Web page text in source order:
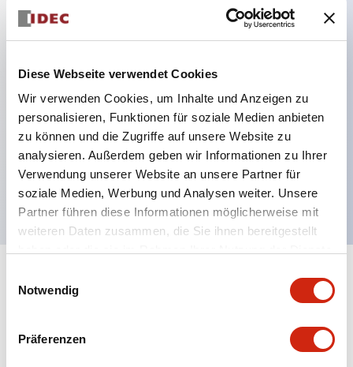
Diese Webseite verwendet Cookies
Wir verwenden Cookies, um Inhalte und Anzeigen zu
personalisieren, Funktionen für soziale Medien anbieten
zu können und die Zugriffe auf unsere Website zu
analysieren. Außerdem geben wir Informationen zu Ihrer
Verwendung unserer Website an unsere Partner für
soziale Medien, Werbung und Analysen weiter. Unsere
Partner führen diese Informationen möglicherweise mit
weiteren Daten zusammen, die Sie ihnen bereitgestellt
Notwendig
Präferenzen
Hauptmerkmale
Schutzart IP40 und IP65 komplett (IEC 60529)
Verbesserte Bedienbarkeit durch
Rückwärtsterminal-System, flache Anschlussfläche
einheitlich bei allen Serien mit einem Gehäuselänge
von 22 mm.
UL- und CSA-zertifiziert
Spezifikationen Alle erweitern+